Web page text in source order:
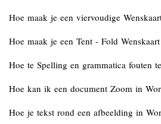
Hoe maak je een viervoudige
Hoe maak je een Tent - Fold
Hoe te Spelling en grammatica fouten
Hoe kan ik een document Zoom in
Hoe je tekst rond een afbeelding in